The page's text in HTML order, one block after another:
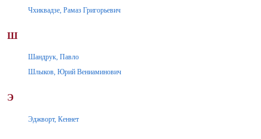
Чхиквадзе, Рамаз Григорьевич
Ш
Шандрук, Павло
Шлыков, Юрий Вениаминович
Э
Эджворт, Кеннет